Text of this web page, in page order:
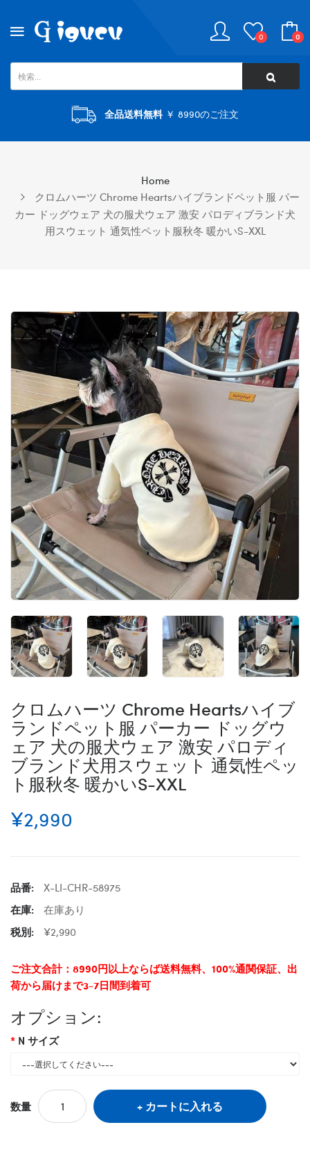
0 0
全品送料無料￥ 8990のご注文
Home
クロムハーツ Chrome Heartsハイブランドペット服 パー
カー ドッグウェア 犬の服犬ウェア 激安 パロディブランド犬
用スウェット 通気性ペット服秋冬 暖かいS-XXL
クロムハーツ Chrome Heartsハイブ
ランドペット服 パーカー ドッグウ
ェア 犬の服犬ウェア 激安 パロディ
ブランド犬用スウェット 通気性ペッ
ト服秋冬 暖かいS-XXL
¥2,990
品番:
X-LI-CHR-58975
在庫:
在庫あり
税別:
¥2,990
ご注文合計：8990円以上ならば送料無料、100%通関保証、出
荷から届けまで3-7日間到着可
オプション:
N サイズ
数量 カートに入れる